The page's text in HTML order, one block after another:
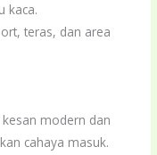
kaca.
teras, dan area
modern dan
cahaya masuk.